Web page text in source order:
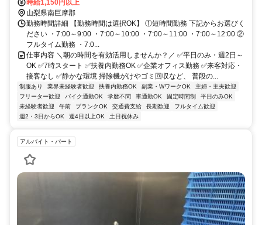
先）
時給1,150円以上
山梨県南巨摩郡
勤務時間詳細 【勤務時間は選択OK】 ①短時間勤務 下記からお選びく
ださい ・7:00～9:00 ・7:00～10:00 ・7:00～11:00 ・7:00～12:00 ②
フルタイム勤務 ・7:0...
仕事内容 ＼朝の時間を有効活用しませんか？／ ✅平日のみ・週2日～
OK ✅7時スタート ✅扶養内勤務OK ✅企業オフィス勤務 ✅来客対応・
接客なし ✅静かな環境 掃除機がけやゴミ回収など、 普段の...
制服あり 業界未経験者歓迎 扶養内勤務OK 副業・WワークOK
主婦・主夫歓迎
フリーター歓迎
バイク通勤OK 学歴不問 車通勤OK 固定時間制
平日のみOK
未経験者歓迎
午前 ブランクOK 交通費支給 長期歓迎
フルタイム歓迎
週2・3日からOK
週4日以上OK 土日祝休み
アルバイト・パート